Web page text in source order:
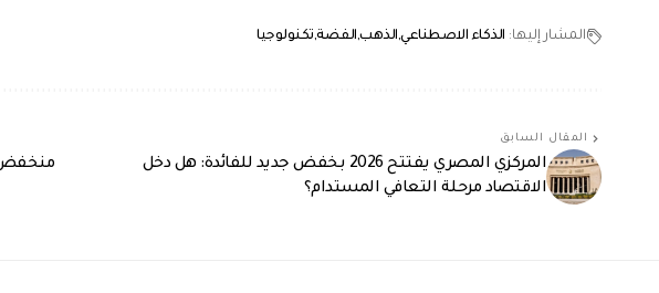
المشار إليها: الذكاء الاصطناعي الذهب الفضة تكنولوجيا
المقال السابق
المركزي المصري يفتتح 2026 بخفض جديد للفائدة: هل دخل
الاقتصاد مرحلة التعافي المستدام؟
منخفض